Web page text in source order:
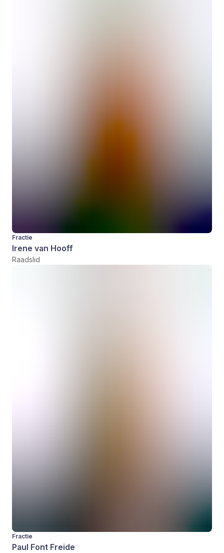
Fractie
Irene van Hooff
Raadslid
Fractie
Paul Font Freide